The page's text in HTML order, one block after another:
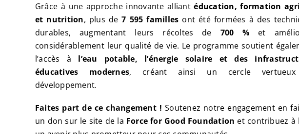
Grâce à une approche innovante alliantéducation, formation
et nutrition, plus de7 595 familles ont été formées à des
durables, augmentant leurs récoltes de 700 % et
considérablement leur qualité de vie. Le programme soutient
l’accès à l’eau potable, l’énergie solaire et des
éducatives modernes, créant ainsi un cercle
développement.
Faites part de ce changement ! Soutenez notre engagement en
un don sur le site de la Force for Good Foundation et contribuez à